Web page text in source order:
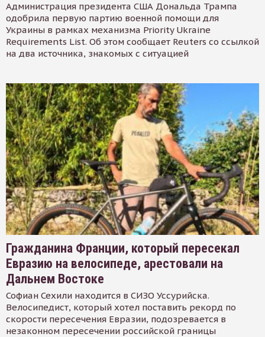
Администрация президента США Дональда Трампа
одобрила первую партию военной помощи для
Украины в рамках механизма Priority Ukraine
Requirements List. Об этом сообщает Reuters со ссылкой
на два источника, знакомых с ситуацией
Гражданина Франции, который пересекал
Евразию на велосипеде, арестовали на
Дальнем Востоке
Софиан Сехили находится в СИЗО Уссурийска.
Велосипедист, который хотел поставить рекорд по
скорости пересечения Евразии, подозревается в
незаконном пересечении российской границы